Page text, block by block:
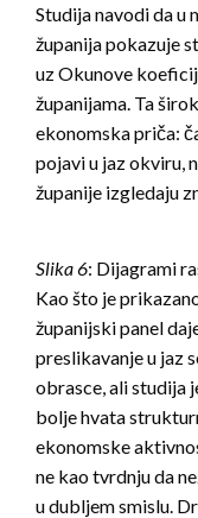
Studija navodi da u
županija pokazuje
uz Okunove
županijama. Ta
ekonomska priča:
pojavi u jaz okviru,
županije izgledaju
Slika 6: Dijagrami
Kao što je
županijski panel
preslikavanje u jaz
obrasce, ali studija
bolje hvata
ekonomske
ne kao tvrdnju da
u dubljem smislu.